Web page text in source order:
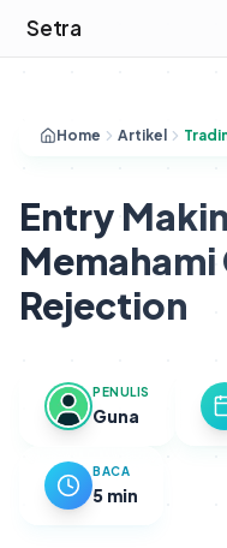
Setra
Home Artikel
Entry
Memahami
Rejection
PENULIS
Guna
BACA
5 min